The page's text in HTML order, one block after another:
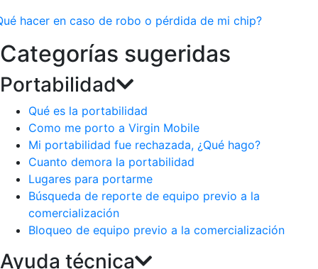
hacer en caso de robo o pérdida de mi chip?
Categorías sugeridas
Portabilidad
Qué es la portabilidad
Como me porto a Virgin Mobile
Mi portabilidad fue rechazada, ¿Qué hago?
Cuanto demora la portabilidad
Lugares para portarme
Búsqueda de reporte de equipo previo a la
comercialización
Bloqueo de equipo previo a la comercialización
Ayuda técnica